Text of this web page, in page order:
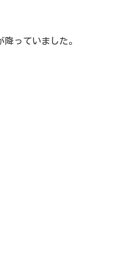
っていました。